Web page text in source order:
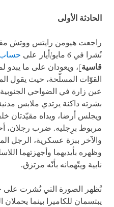
الحادثة الأولى
نُشرا في 6 مايو/أيار على
قاسية
القوّات المسلّحة، حيث يقول
عين زارة في الضواحي
بشرته داكنة يرتدي ملابس
ويجلس أرضا، ويداه مقيّدتان
مربوط برِجليه. ضرب رجلان،
والآخر ببزة عسكرية، الرجل
وظهره بأيديهما وأجهزتهما
نابية ويتّهمانه بأنّه مرتزق.
تُظهر الصورة التي نُشرت
يبتسمان للكاميرا بينما